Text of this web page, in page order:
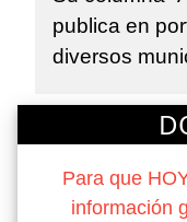
publica en
diversos
Para que
información